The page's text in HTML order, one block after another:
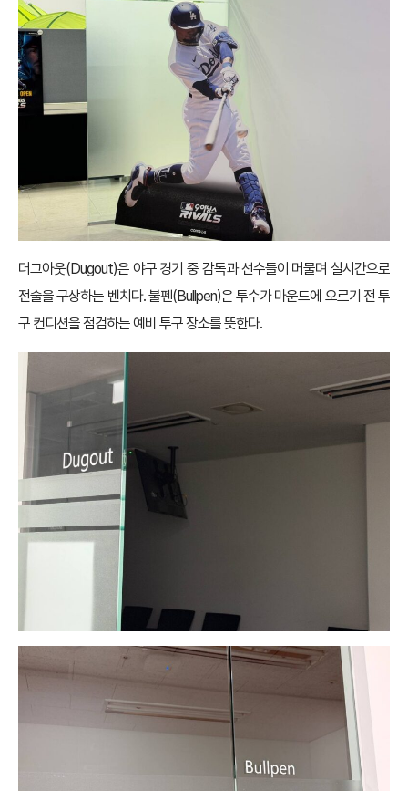
더그아웃(Dugout)은 야구 경기 중 감독과 선수들이 머물며 실시간으로
전술을 구상하는 벤치다. 불펜(Bullpen)은 투수가 마운드에 오르기 전 투
구 컨디션을 점검하는 예비 투구 장소를 뜻한다.